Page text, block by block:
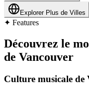
Explorer Plus de Villes
✦ Features
Découvrez le
de Vancouver
Culture musicale de